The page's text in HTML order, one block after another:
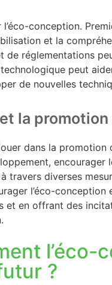
conception.
et la
de réglementations
peut
de nouvelles
la
dans la promotion
encourager
travers diverses
l’éco-
et en offrant des
l’éco-
?